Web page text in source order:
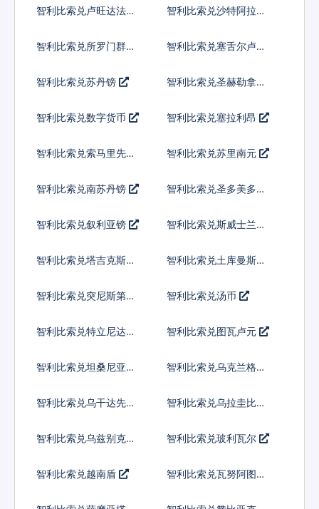
智利比索兑卢旺达法郎 智利比索兑沙特阿拉伯
智利比索兑所罗门群岛
智利比索兑塞舌尔卢比
智利比索兑苏丹镑 智利比索兑圣赫勒拿镑
智利比索兑数字货币 智利比索兑塞拉利昂
智利比索兑索马里先令 智利比索兑苏里南元
智利比索兑南苏丹镑
智利比索兑圣多美多布
智利比索兑叙利亚镑
智利比索兑斯威士兰里
智利比索兑塔吉克斯坦
智利比索兑土库曼斯坦
智利比索兑突尼斯第纳
智利比索兑汤币
智利比索兑特立尼达多
智利比索兑图瓦卢元
智利比索兑坦桑尼亚先
智利比索兑乌克兰格里
智利比索兑乌干达先令 智利比索兑乌拉圭比索
智利比索兑乌兹别克斯
智利比索兑玻利瓦尔
智利比索兑越南盾
智利比索兑瓦努阿图瓦